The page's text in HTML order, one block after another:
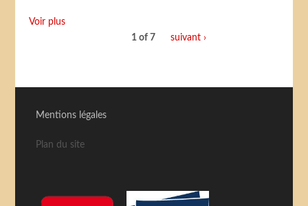
Voir plus
1 of 7
suivant ›
Mentions légales
Plan du site